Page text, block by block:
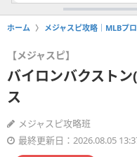
ホーム メジャスピ攻略｜MLBプ
【メジャスピ】
バイロンバクスト
ス
メジャスピ攻略班
最終更新日：2026.08.05